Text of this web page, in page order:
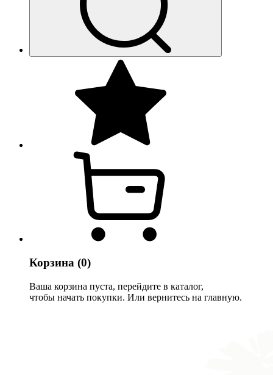
Корзина (0)
Ваша корзина пуста, перейдите в каталог,
чтобы начать покупки. Или вернитесь на главную.